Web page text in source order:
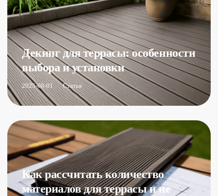
Декинг для террасы: особенности
выбора и установки
2025-08-01 Статья
Как рассчитать количество
материалов для террасы и не